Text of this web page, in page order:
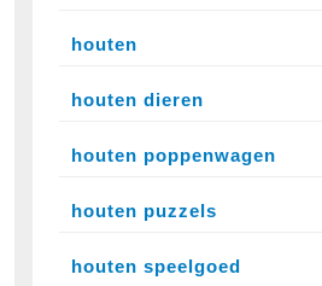
houten
houten dieren
houten poppenwagen
houten puzzels
houten speelgoed